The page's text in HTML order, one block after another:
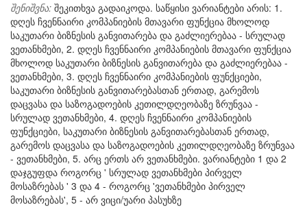
შენიშვნა: შეკითხვა გადაიკოდა. საწყისი ვარიანტები არის: 1.
დღეს ჩვენნაირი კომპანიების მთავარი ფუნქცია მხოლოდ
საკუთარი ბიზნესის განვითარება და გაძლიერებაა - სრულად
ვეთანხმები, 2. დღეს ჩვენნაირი კომპანიების მთავარი ფუნქცია
მხოლოდ საკუთარი ბიზნესის განვითარება და გაძლიერებაა -
ვეთანხმები, 3. დღეს ჩვენნაირი კომპანიების ფუნქციები,
საკუთარი ბიზნესის განვითარებასთან ერთად, გარემოს
დაცვასა და საზოგადოების კეთილდღეობაზე ზრუნვაა -
სრულად ვეთანხმები, 4. დღეს ჩვენნაირი კომპანიების
ფუნქციები, საკუთარი ბიზნესის განვითარებასთან ერთად,
გარემოს დაცვასა და საზოგადოების კეთილდღეობაზე ზრუნვაა
- ვეთანხმები, 5. არც ერთს არ ვეთანხმები. ვარიანტები 1 და 2
დაჯგუფდა როგორც ' სრულად ვეთანხმები პირველ
მოსაზრებას ' 3 და 4 - როგორც 'ვეთანხმები პირველ
მოსაზრებას', 5 - არ ვიცი/უარი პასუხზე